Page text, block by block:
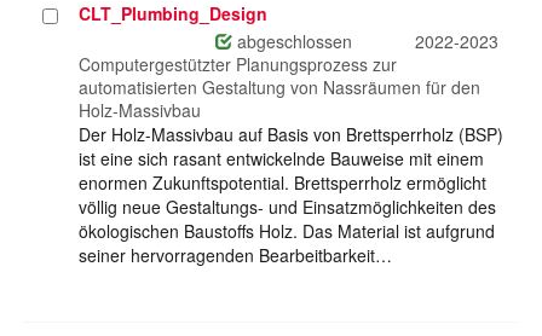
ProjektCLT_Plumbing_Design
abgeschlossen
2022-2023
Computergestützter Planungsprozess zur
automatisierten Gestaltung von Nassräumen für den
Holz-Massivbau
Der Holz-Massivbau auf Basis von Brettsperrholz (BSP)
ist eine sich rasant entwickelnde Bauweise mit einem
enormen Zukunftspotential. Brettsperrholz ermöglicht
völlig neue Gestaltungs- und Einsatzmöglichkeiten des
ökologischen Baustoffs Holz. Das Material ist aufgrund
seiner hervorragenden Bearbeitbarkeit…